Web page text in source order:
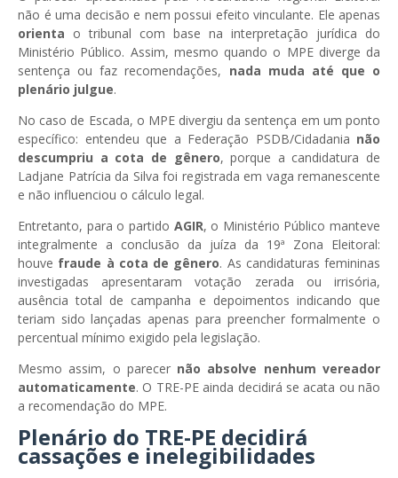
não é uma decisão e nem possui efeito vinculante. Ele apenas
orienta o tribunal com base na interpretação jurídica do
Ministério Público. Assim, mesmo quando o MPE diverge da
sentença ou faz recomendações, nada muda até que o
plenário julgue.
No caso de Escada, o MPE divergiu da sentença em um ponto
específico: entendeu que a Federação PSDB/Cidadania não
descumpriu a cota de gênero, porque a candidatura de
Ladjane Patrícia da Silva foi registrada em vaga remanescente
e não influenciou o cálculo legal.
Entretanto, para o partido AGIR, o Ministério Público manteve
integralmente a conclusão da juíza da 19ª Zona Eleitoral:
houve fraude à cota de gênero. As candidaturas femininas
investigadas apresentaram votação zerada ou irrisória,
ausência total de campanha e depoimentos indicando que
teriam sido lançadas apenas para preencher formalmente o
percentual mínimo exigido pela legislação.
Mesmo assim, o parecer não absolve nenhum vereador
automaticamente. O TRE-PE ainda decidirá se acata ou não
a recomendação do MPE.
Plenário do TRE-PE decidirá
cassações e inelegibilidades